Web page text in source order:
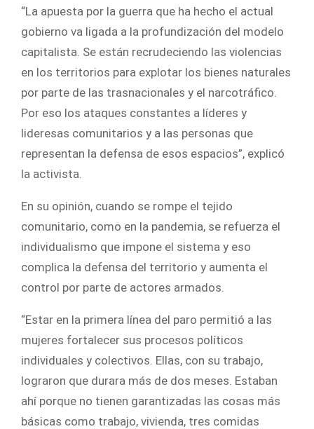
“La apuesta por la guerra que ha hecho el actual
gobierno va ligada a la profundización del modelo
capitalista. Se están recrudeciendo las violencias
en los territorios para explotar los bienes naturales
por parte de las trasnacionales y el narcotráfico.
Por eso los ataques constantes a líderes y
lideresas comunitarios y a las personas que
representan la defensa de esos espacios”, explicó
la activista.
En su opinión, cuando se rompe el tejido
comunitario, como en la pandemia, se refuerza el
individualismo que impone el sistema y eso
complica la defensa del territorio y aumenta el
control por parte de actores armados.
“Estar en la primera línea del paro permitió a las
mujeres fortalecer sus procesos políticos
individuales y colectivos. Ellas, con su trabajo,
lograron que durara más de dos meses. Estaban
ahí porque no tienen garantizadas las cosas más
básicas como trabajo, vivienda, tres comidas